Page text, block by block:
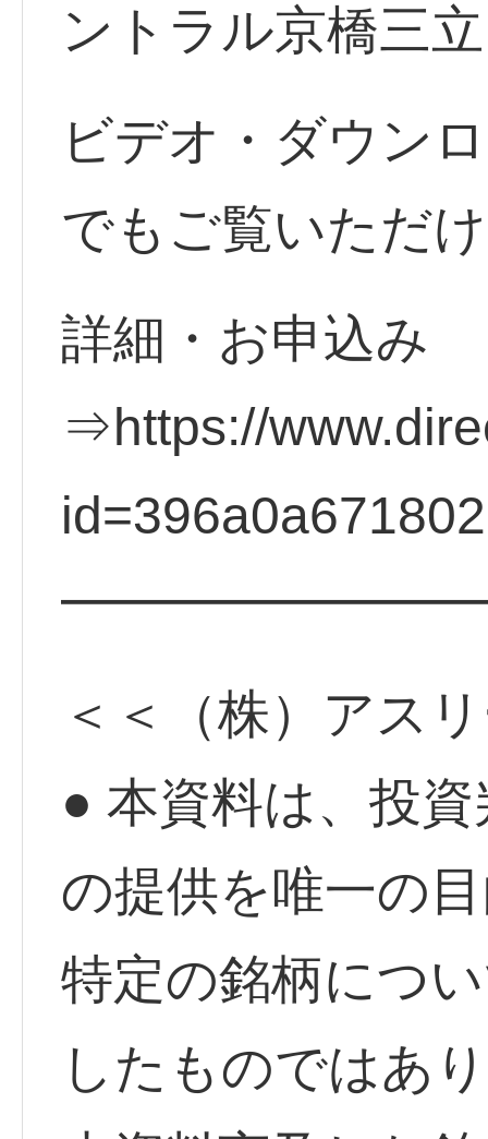
ントラル京橋三
ビデオ・ダウン
でもご覧いただ
詳細・お申込み
⇒https://
＜＜（株）アス
● 本資料は、投
の提供を唯一の
特定の銘柄につ
したものではあ